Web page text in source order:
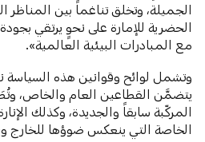
الجميلة، وتخلق تناغماً بين المناظر
الحضرية للإمارة على نحوٍ يرتقي بجودة
مع المبادرات البيئية العالمية».
وتشمل لوائح وقوانين هذه السياسة
يتضمَّن القطاعين العام والخاص،
المركّبة سابقاً والجديدة، وكذلك
الخاصة التي ينعكس ضوؤها للخارج